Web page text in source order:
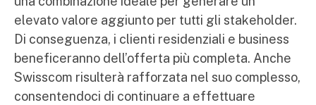
elevato valore aggiunto per tutti gli stakeholder.
Di conseguenza, i clienti residenziali e business
beneficeranno dell’offerta più completa. Anche
Swisscom risulterà rafforzata nel suo complesso,
consentendoci di continuare a effettuare